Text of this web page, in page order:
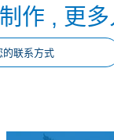
作 , 更多